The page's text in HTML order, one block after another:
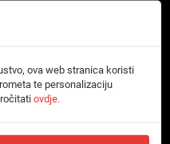
ova web stranica koristi
te personalizaciju
ovdje.